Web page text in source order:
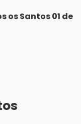
os Santos 01 de